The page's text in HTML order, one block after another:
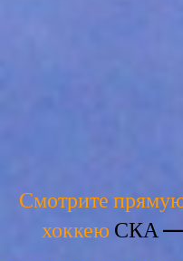
Смотрите
хоккею СКА —